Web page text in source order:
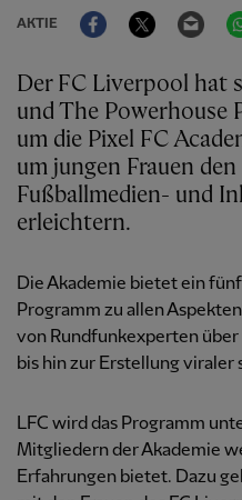
AKTIE
FacebookTwitter
Der FC Liverpool hat sich mit Google Pixel
und The Powerhouse
um die Pixel FC
um jungen Frauen
Fußballmedien- und
erleichtern.
Die Akademie bietet ein
Programm zu allen
von Rundfunkexperten
bis hin zur Erstellung viraler
LFC wird das Programm
Mitgliedern der Akademie
Erfahrungen bietet. Dazu